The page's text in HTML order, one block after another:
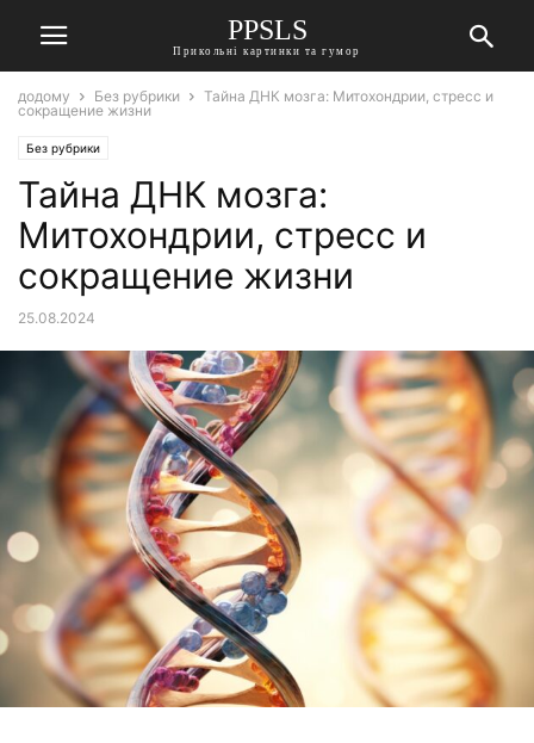
PPSLS
Прикольні картинки та гумор
додому Без рубрики
Тайна ДНК мозга: Митохондрии, стресс и
сокращение жизни
Без рубрики
Тайна ДНК мозга:
Митохондрии, стресс и
сокращение жизни
25.08.2024